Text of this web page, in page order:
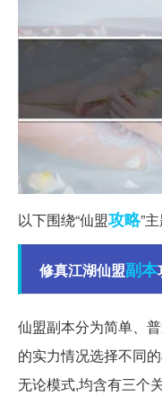
以下围绕“仙盟攻略”
修真江湖仙盟副本
仙盟副本分为简单、
的实力情况选择不同
无论模式,均含有三个